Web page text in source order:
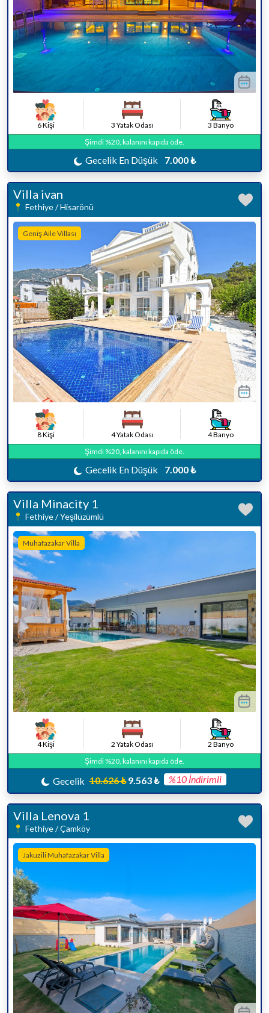
6 Kişi 3 Yatak Odası
3 Banyo
Şimdi %20, kalanını kapıda öde.
Gecelik En Düşük 7.000 ₺
Villa ivan
Fethiye / Hisarönü
Geniş Aile Villası
8 Kişi 4 Yatak Odası
4 Banyo
Şimdi %20, kalanını kapıda öde.
Gecelik En Düşük 7.000 ₺
Villa Minacity 1
Fethiye / Yeşilüzümlü
Muhafazakar Villa
4 Kişi 2 Yatak Odası
2 Banyo
Şimdi %20, kalanını kapıda öde.
Gecelik 10.626 ₺ 9.563 ₺ %10 İndirimli
Villa Lenova 1
Fethiye / Çamköy
Jakuzili Muhafazakar Villa